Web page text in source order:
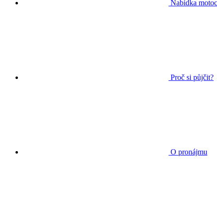
Nabídka
Proč si půjčit?
O pronájmu